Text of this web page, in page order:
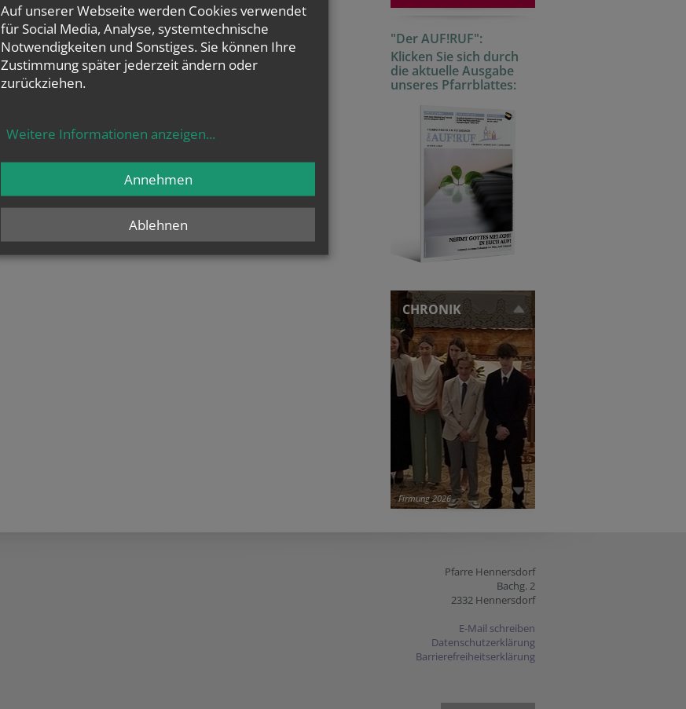
"Der AUF!RUF":
Klicken Sie sich durch
die aktuelle Ausgabe
unseres Pfarrblattes:
CHRONIK
Firmung 2026
Pfarre Hennersdorf
Bachg. 2
2332 Hennersdorf
E-Mail schreiben
Datenschutzerklärung
Barrierefreiheitserklärung
Auf unserer Webseite werden Cookies verwendet
für Social Media, Analyse, systemtechnische
Notwendigkeiten und Sonstiges. Sie können Ihre
Zustimmung später jederzeit ändern oder
zurückziehen.
Weitere Informationen anzeigen...
Ablehnen
Annehmen